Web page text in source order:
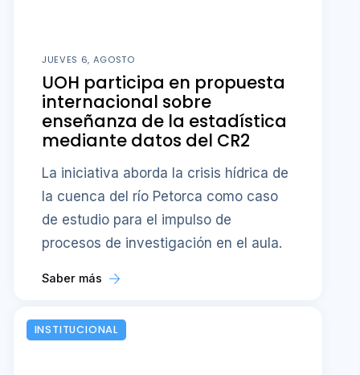
JUEVES 6, AGOSTO
UOH participa en propuesta
internacional sobre
enseñanza de la estadística
mediante datos del CR2
La iniciativa aborda la crisis hídrica de
la cuenca del río Petorca como caso
de estudio para el impulso de
procesos de investigación en el aula.
Saber más
INSTITUCIONAL